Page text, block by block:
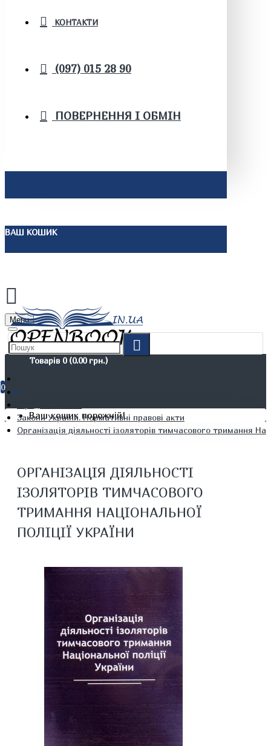
КОНТАКТИ
(097) 015 28 90
ПОВЕРНЕННЯ І ОБМІН
ВАШ КОШИК
Menu
Товарів 0 (0.00 грн.)
0
Ваш кошик порожній!
Не художня література
Закони України. Нормативні правові акти
Організація діяльності ізоляторів тимчасового тримання
ОРГАНІЗАЦІЯ ДІЯЛЬНОСТІ
ІЗОЛЯТОРІВ ТИМЧАСОВОГО
ТРИМАННЯ НАЦІОНАЛЬНОЇ
ПОЛІЦІЇ УКРАЇНИ